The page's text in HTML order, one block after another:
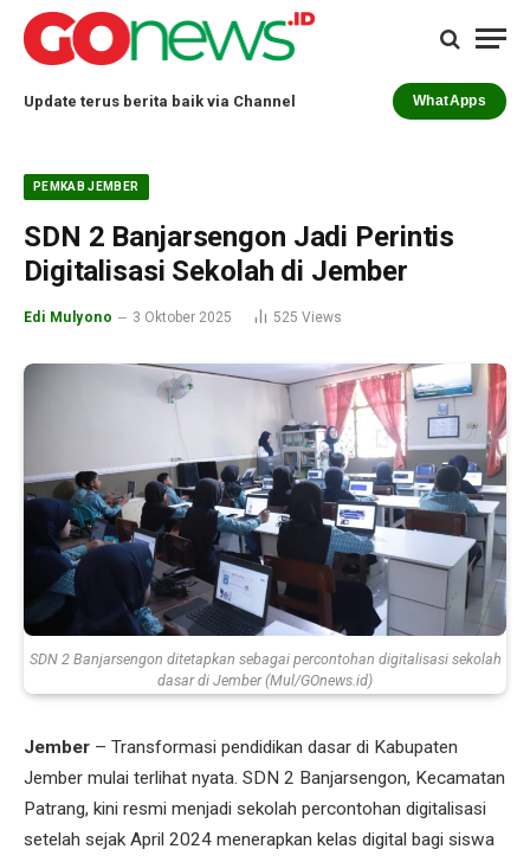
Update terus berita baik via Channel WhatApps
PEMKAB JEMBER
SDN 2 Banjarsengon Jadi Perintis
Digitalisasi Sekolah di Jember
Edi Mulyono 3 Oktober 2025 525Views
SDN 2 Banjarsengon ditetapkan sebagai percontohan digitalisasi sekolah
dasar di Jember (Mul/GOnews.id)
Jember – Transformasi pendidikan dasar di Kabupaten
Jember mulai terlihat nyata. SDN 2 Banjarsengon, Kecamatan
Patrang, kini resmi menjadi sekolah percontohan digitalisasi
setelah sejak April 2024 menerapkan kelas digital bagi siswa